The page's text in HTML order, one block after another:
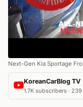
Next-Gen Kia Sportage
KoreanCarBlog TV
1.7K subscribers ·